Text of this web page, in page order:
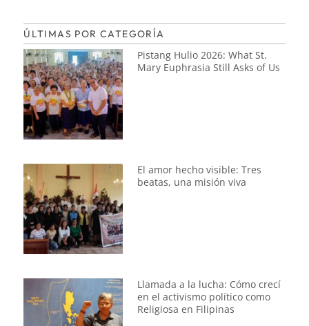
ÚLTIMAS POR CATEGORÍA
Pistang Hulio 2026: What St.
Mary Euphrasia Still Asks of Us
El amor hecho visible: Tres
beatas, una misión viva
Llamada a la lucha: Cómo crecí
en el activismo político como
Religiosa en Filipinas